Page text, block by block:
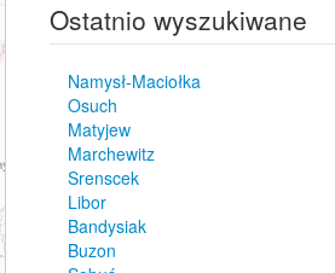
Ostatnio wyszukiwane
Namysł-Maciołka
Osuch
Matyjew
Marchewitz
Srenscek
Libor
Bandysiak
Buzon